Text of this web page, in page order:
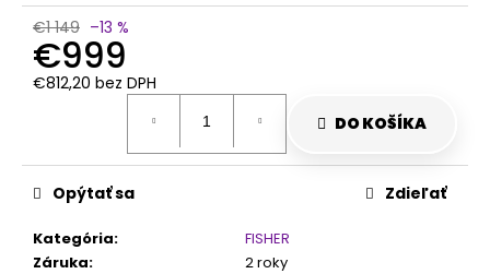
€1 149 –13 %
€999
€812,20 bez DPH
DO KOŠÍKA
Kategória:
FISHER
Záruka:
2 roky
Opýtať sa Zdieľať
d
p
o
a
m
e